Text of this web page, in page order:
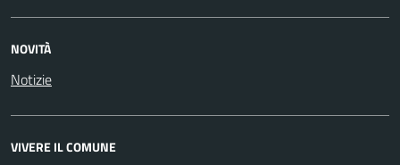
NOVITÀ
Notizie
VIVERE IL COMUNE